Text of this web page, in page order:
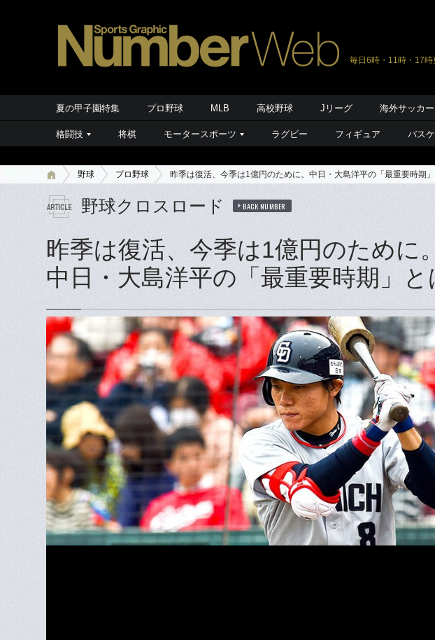
毎日6時・11時・17時
夏の甲子園特集 プロ野球 MLB 高校野球 Jリーグ 海外サッカー
格闘技 将棋 モータースポーツ ラグビー フィギュア バス
野球 プロ野球 昨季は復活、今季は1億円のために。中日・大島洋平の「最重要時期」
野球クロスロード BACK NUMBER
昨季は復活、今季は1億円のために。
中日・大島洋平の「最重要時期」と